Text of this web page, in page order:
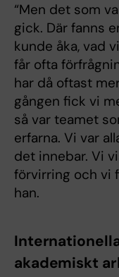
“Men det som
gick. Där fanns
kunde åka, vad
får ofta
har då oftast
gången fick vi
så var teamet
erfarna. Vi var
det innebar. Vi
förvirring och vi
han.
akademiskt